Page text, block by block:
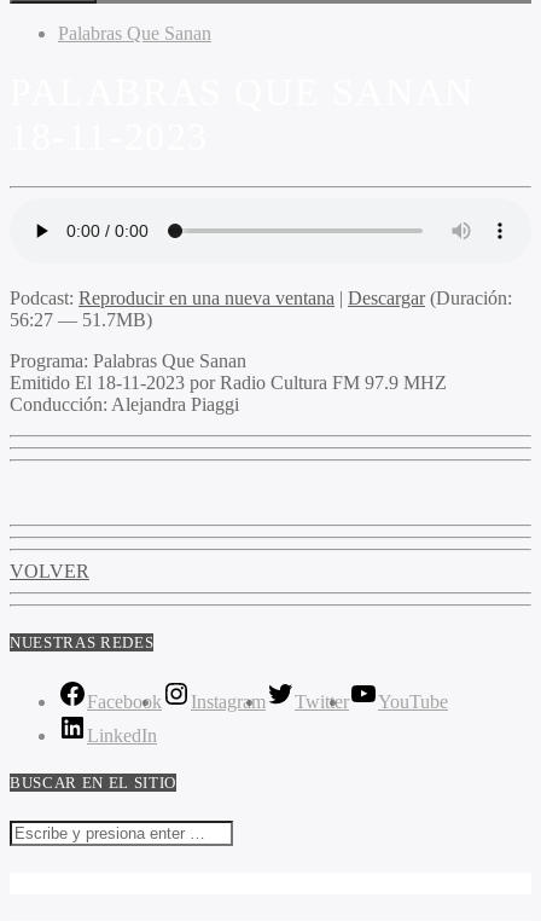
Palabras Que Sanan
Podcast: Reproducir en una nueva ventana | Descargar(Duración:
56:27 — 51.7MB)
Programa: Palabras Que Sanan
Emitido El 18-11-2023 por Radio Cultura FM 97.9 MHZ
Conducción: Alejandra Piaggi
VOLVER
NUESTRAS REDES
Facebook Instagram Twitter
YouTube
LinkedIn
BUSCAR EN EL SITIO